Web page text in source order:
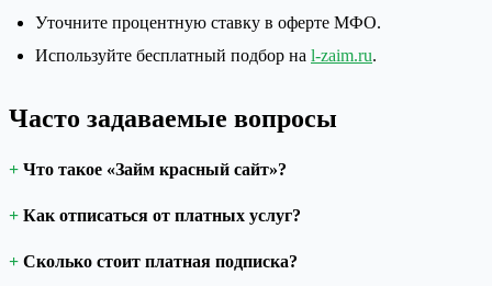
Уточните процентную ставку в оферте МФО.
Используйте бесплатный подбор на l-zaim.ru.
Часто задаваемые вопросы
Что такое «Займ красный сайт»?
Как отписаться от платных услуг?
Сколько стоит платная подписка?